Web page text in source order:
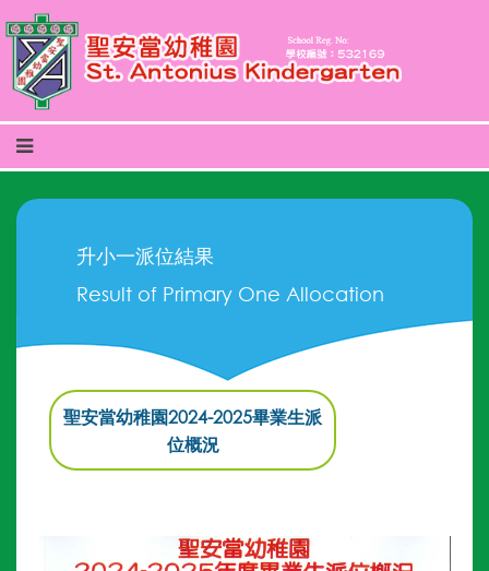
升小一派位結果
Result of Primary One Allocation
聖安當幼稚園2024-2025畢業生派
位概況